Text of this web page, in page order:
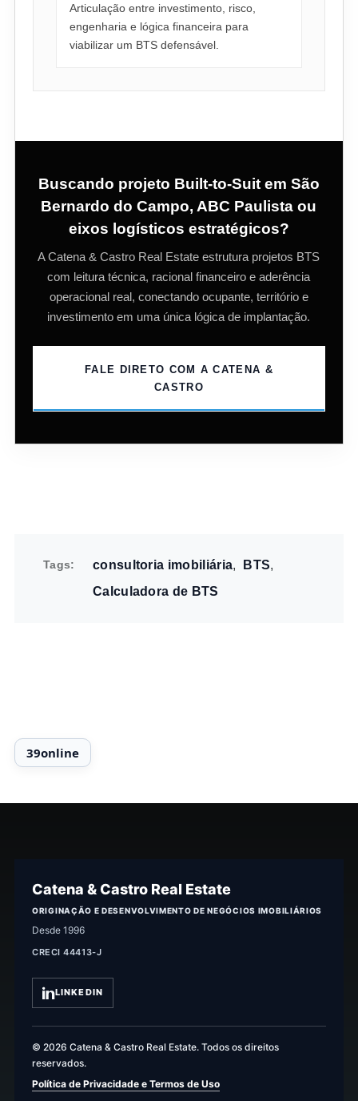
Articulação entre investimento, risco,
engenharia e lógica financeira para
viabilizar um BTS defensável.
Buscando projeto Built-to-Suit em São
Bernardo do Campo, ABC Paulista ou
eixos logísticos estratégicos?
A Catena & Castro Real Estate estrutura projetos BTS
com leitura técnica, racional financeiro e aderência
operacional real, conectando ocupante, território e
investimento em uma única lógica de implantação.
FALE DIRETO COM A CATENA &
CASTRO
Tags consultoria imobiliária
BTS
Calculadora de BTS
Catena & Castro Real Estate
ORIGINAÇÃO E DESENVOLVIMENTO DE NEGÓCIOS IMOBILIÁRIOS
Desde 1996
CRECI 44413-J
LINKEDIN
© 2026 Catena & Castro Real Estate. Todos os direitos
reservados.
Política de Privacidade e Termos de Uso